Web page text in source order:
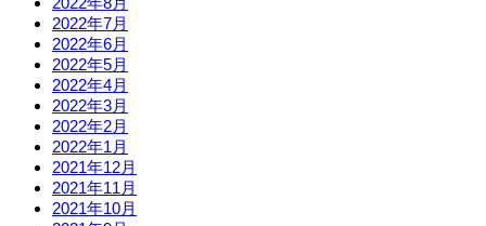
2022年7月
2022年6月
2022年5月
2022年4月
2022年3月
2022年2月
2022年1月
2021年12月
2021年11月
2021年10月